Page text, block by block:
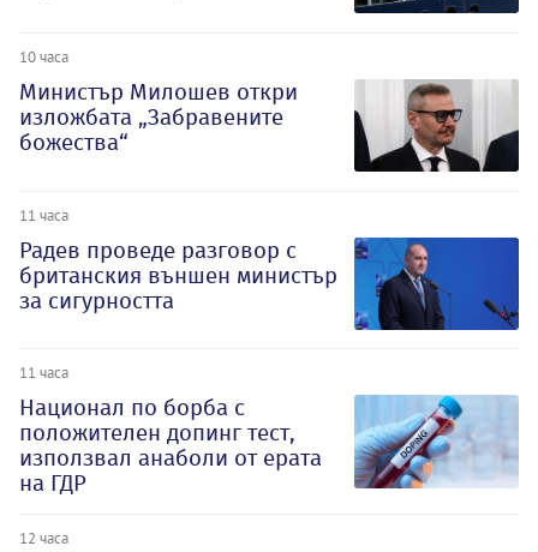
10 часа
Министър Милошев откри
изложбата „Забравените
божества“
11 часа
Радев проведе разговор с
британския външен министър
за сигурността
11 часа
Национал по борба с
положителен допинг тест,
използвал анаболи от ерата
на ГДР
12 часа